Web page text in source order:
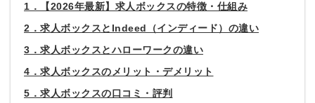
1．【2026年最新】求人ボックスの特徴・仕組み
2．求人ボックスとIndeed（インディード）の違い
3．求人ボックスとハローワークの違い
4．求人ボックスのメリット・デメリット
5．求人ボックスの口コミ・評判